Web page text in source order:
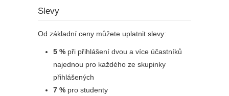
Slevy
Od základní ceny můžete uplatnit slevy:
5 % při přihlášení dvou a více účastníků
najednou pro každého ze skupinky
přihlášených
7 % pro studenty